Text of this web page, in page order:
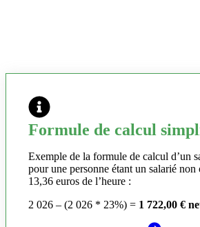
Formule de calcul
Exemple de la formule de calcul d’un
pour une personne étant un salarié non
13,36 euros de l’heure :
2 026 – (2 026 * 23%) = 1 722,00 €